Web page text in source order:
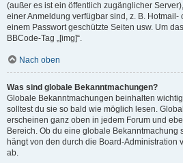
(außer es ist ein öffentlich zugänglicher
einer Anmeldung verfügbar sind, z. B. Hotmail-
einem Passwort geschützte Seiten usw. Um
BBCode-Tag „[img]“.
Nach oben
Was sind globale Bekanntmachungen?
Globale Bekanntmachungen beinhalten
solltest du sie so bald wie möglich lesen.
erscheinen ganz oben in jedem Forum und
Bereich. Ob du eine globale Bekanntmachung
hängt von den durch die Board-Administration
ab.